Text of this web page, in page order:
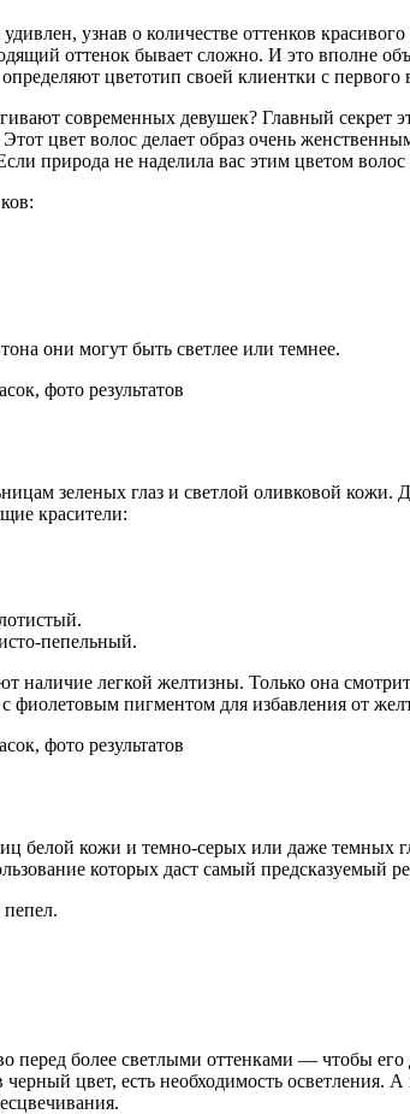
узнав о количестве оттенков
оттенок бывает сложно. И это вполне
цветотип своей клиентки с первого
современных девушек? Главный секрет
Этот цвет волос делает образ очень
природа не наделила вас этим цветом
они могут быть светлее или темнее.
зеленых глаз и светлой оливковой
красители:
пепельный.
наличие легкой желтизны. Только она
фиолетовым пигментом для избавления от
белой кожи и темно-серых или даже темных
которых даст самый предсказуемый
перед более светлыми оттенками — чтобы
цвет, есть необходимость